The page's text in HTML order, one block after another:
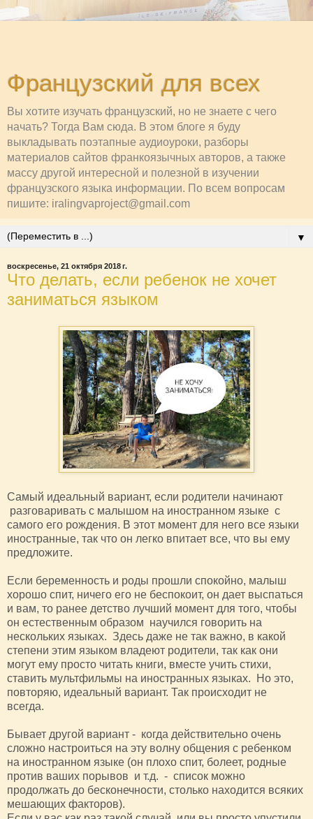
Французский для всех
Вы хотите изучать французский, но не знаете с чего
начать? Тогда Вам сюда. В этом блоге я буду
выкладывать поэтапные аудиоуроки, разборы
материалов сайтов франкоязычных авторов, а также
массу другой интересной и полезной в изучении
французского языка информации. По всем вопросам
пишите: iralingvaproject@gmail.com
▼
воскресенье, 21 октября 2018 г.
Что делать, если ребенок не хочет
заниматься языком
Самый идеальный вариант, если родители начинают
разговаривать с малышом на иностранном языке с
самого его рождения. В этот момент для него все языки
иностранные, так что он легко впитает все, что вы ему
предложите.
Если беременность и роды прошли спокойно, малыш
хорошо спит, ничего его не беспокоит, он дает выспаться
и вам, то ранее детство лучший момент для того, чтобы
он естественным образом научился говорить на
нескольких языках. Здесь даже не так важно, в какой
степени этим языком владеют родители, так как они
могут ему просто читать книги, вместе учить стихи,
ставить мультфильмы на иностранных языках. Но это,
повторяю, идеальный вариант. Так происходит не
всегда.
Бывает другой вариант - когда действительно очень
сложно настроиться на эту волну общения с ребенком
на иностранном языке (он плохо спит, болеет, родные
против ваших порывов и т.д. - список можно
продолжать до бесконечности, столько находится всяких
мешающих факторов).